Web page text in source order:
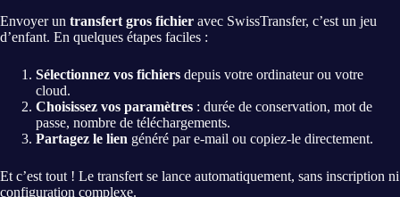
Envoyer un transfert gros fichier avec SwissTransfer, c’est un jeu
d’enfant. En quelques étapes faciles :
Sélectionnez vos fichiers depuis votre ordinateur ou votre
cloud.
Choisissez vos paramètres : durée de conservation, mot de
passe, nombre de téléchargements.
Partagez le lien généré par e-mail ou copiez-le directement.
Et c’est tout ! Le transfert se lance automatiquement, sans inscription ni
configuration complexe.